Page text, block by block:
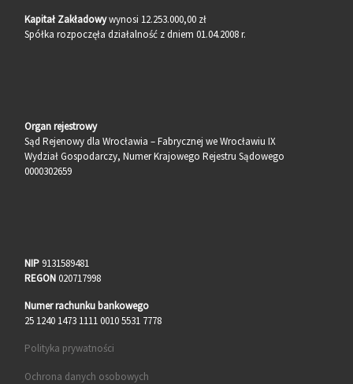
Kapitał Zakładowywynosi 12.253.000,00 zł
Spółka rozpoczęła działalność z dniem 01.04.2008 r.
Organ rejestrowy
Sąd Rejenowy dla Wrocławia – Fabrycznej we Wrocławiu IX
Wydział Gospodarczy, Numer Krajowego Rejestru Sądowego
0000302659
NIP 9131589481
REGON020717998
Numer rachunku bankowego
25 1240 1473 1111 0010 5531 7778
Polityka prywatności
Ochrona danych osobowych